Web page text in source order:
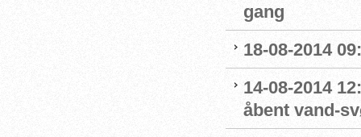
gang
18-08-2014
14-08-2014
åbent vand-